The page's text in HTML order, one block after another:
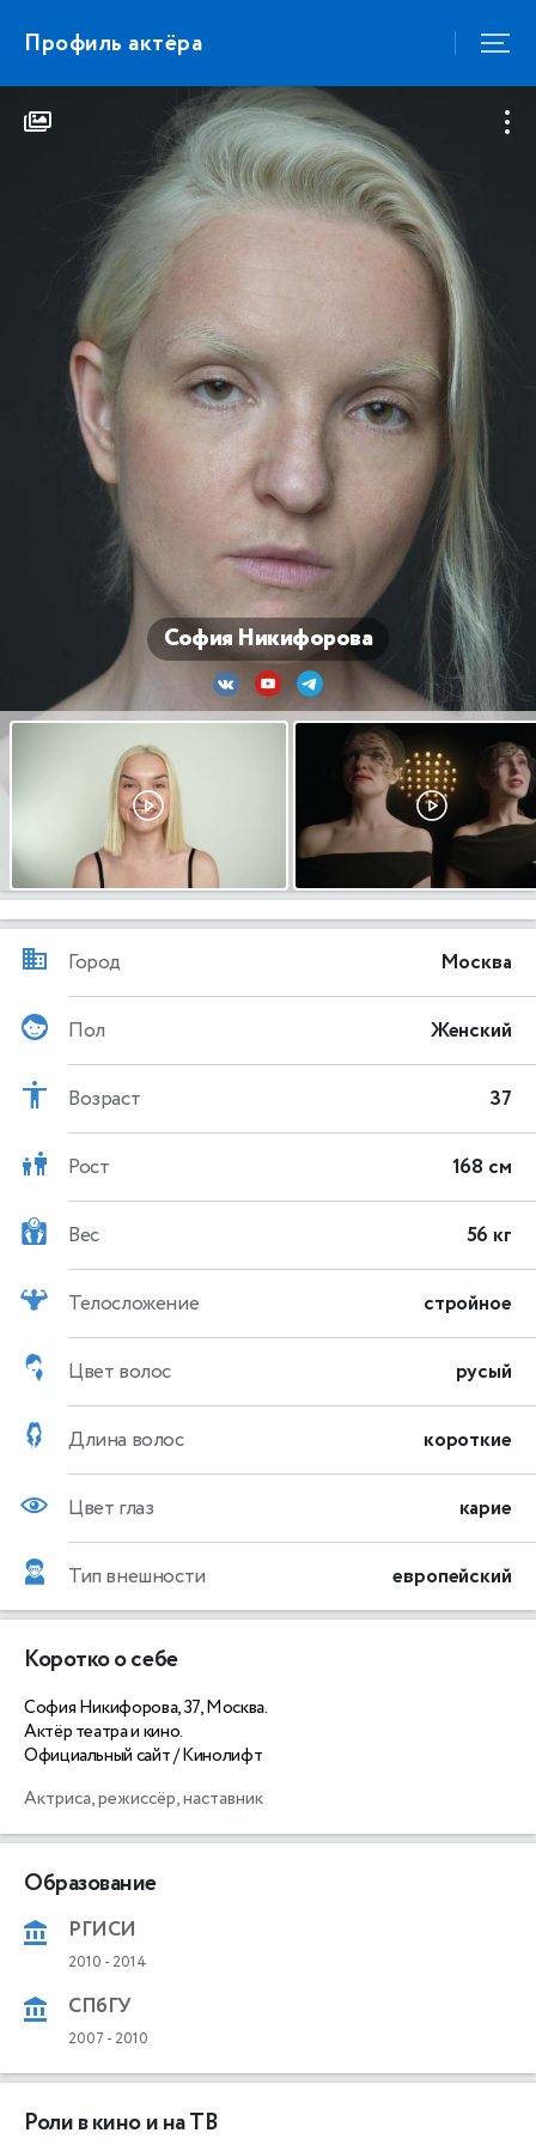
Профиль актёра
София Никифорова
Город Москва
Пол Женский
Возраст 37
Рост 168 см
Вес 56 кг
Телосложение стройное
Цвет волос русый
Длина волос короткие
Цвет глаз карие
Тип внешности европейский
Коротко о себе
София Никифорова, 37, Москва.
Актёр театра и кино.
Официальный сайт / Кинолифт
Актриса, режиссёр, наставник
Образование
РГИСИ
2010 - 2014
СПбГУ
2007 - 2010
Роли в кино и на ТВ